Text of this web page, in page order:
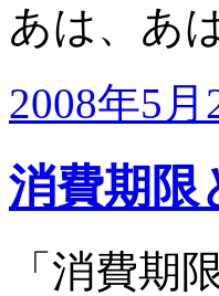
あは、あ
2008年5月
消費期限
「消費